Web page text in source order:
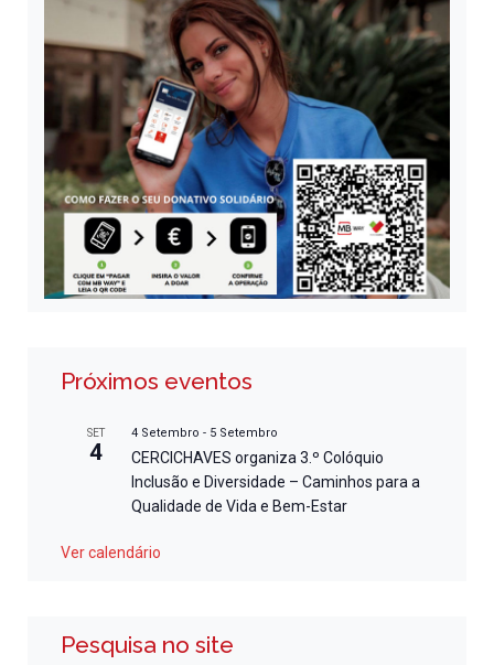
Próximos eventos
SET
4
4 Setembro - 5 Setembro
CERCICHAVES organiza 3.º Colóquio
Inclusão e Diversidade – Caminhos para a
Qualidade de Vida e Bem-Estar
Ver calendário
Pesquisa no site